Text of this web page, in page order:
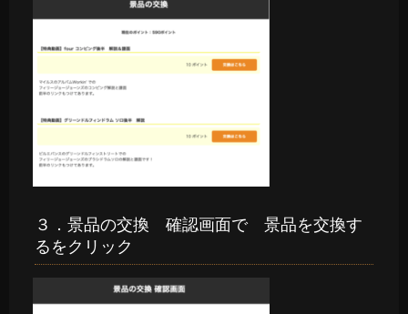
３．景品の交換 確認画面で 景品を交換す
るをクリック